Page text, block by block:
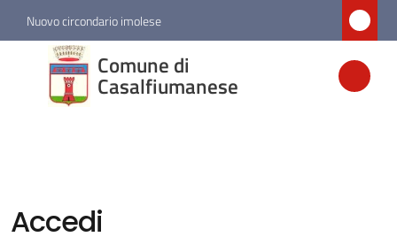
Vai al contenuto
Vai alla navigazione
Vai al footer
Nuovo circondario imolese
Comune di
Casalfiumanese
Comune di
Casalfiumanese
Novità
Accedi